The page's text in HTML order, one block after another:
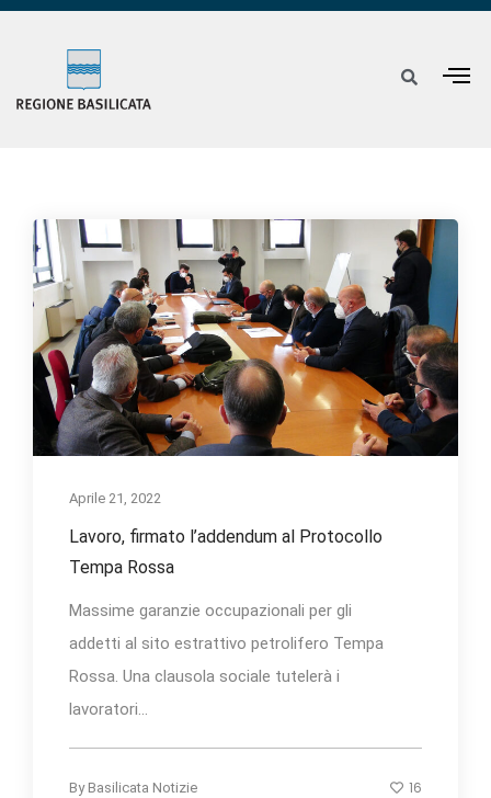
Aprile 21, 2022
Lavoro, firmato l’addendum al Protocollo
Tempa Rossa
Massime garanzie occupazionali per gli
addetti al sito estrattivo petrolifero Tempa
Rossa. Una clausola sociale tutelerà i
lavoratori...
By Basilicata Notizie 16